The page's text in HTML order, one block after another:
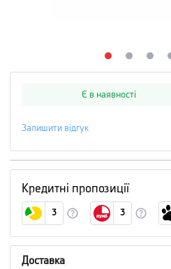
Є в наявності
Залишити відгук
Кредитні пропозиції
3 3
Доставка